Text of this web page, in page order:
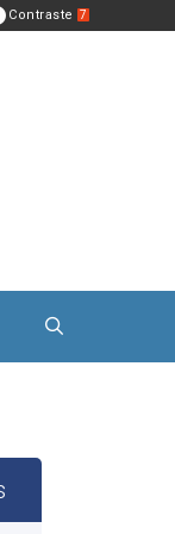
Contraste 7